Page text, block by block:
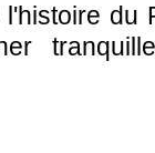
du